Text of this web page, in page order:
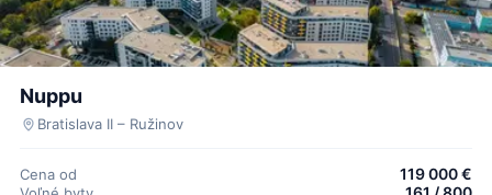
Nuppu
Bratislava II – Ružinov
Cena od 119 000 €